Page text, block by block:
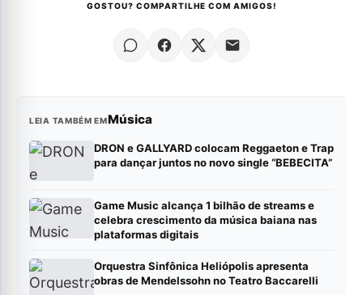
GOSTOU? COMPARTILHE COM AMIGOS!
LEIA TAMBÉM EMMúsica
DRON e GALLYARD colocam Reggaeton e Trap
para dançar juntos no novo single “BEBECITA”
Game Music alcança 1 bilhão de streams e
celebra crescimento da música baiana nas
plataformas digitais
Orquestra Sinfônica Heliópolis apresenta
obras de Mendelssohn no Teatro Baccarelli